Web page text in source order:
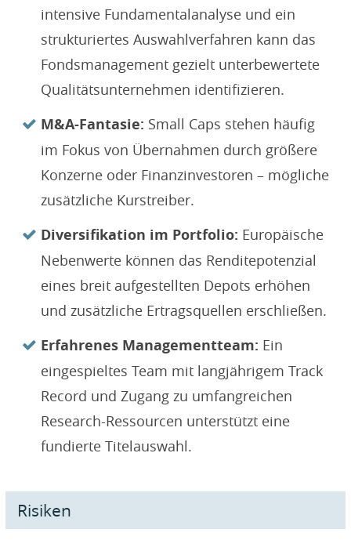
intensive Fundamentalanalyse und ein
strukturiertes Auswahlverfahren kann das
Fondsmanagement gezielt unterbewertete
Qualitätsunternehmen identifizieren.
M&A-Fantasie: Small Caps stehen häufig
im Fokus von Übernahmen durch größere
Konzerne oder Finanzinvestoren – mögliche
zusätzliche Kurstreiber.
Diversifikation im Portfolio: Europäische
Nebenwerte können das Renditepotenzial
eines breit aufgestellten Depots erhöhen
und zusätzliche Ertragsquellen erschließen.
Erfahrenes Managementteam: Ein
eingespieltes Team mit langjährigem Track
Record und Zugang zu umfangreichen
Research-Ressourcen unterstützt eine
fundierte Titelauswahl.
Risiken